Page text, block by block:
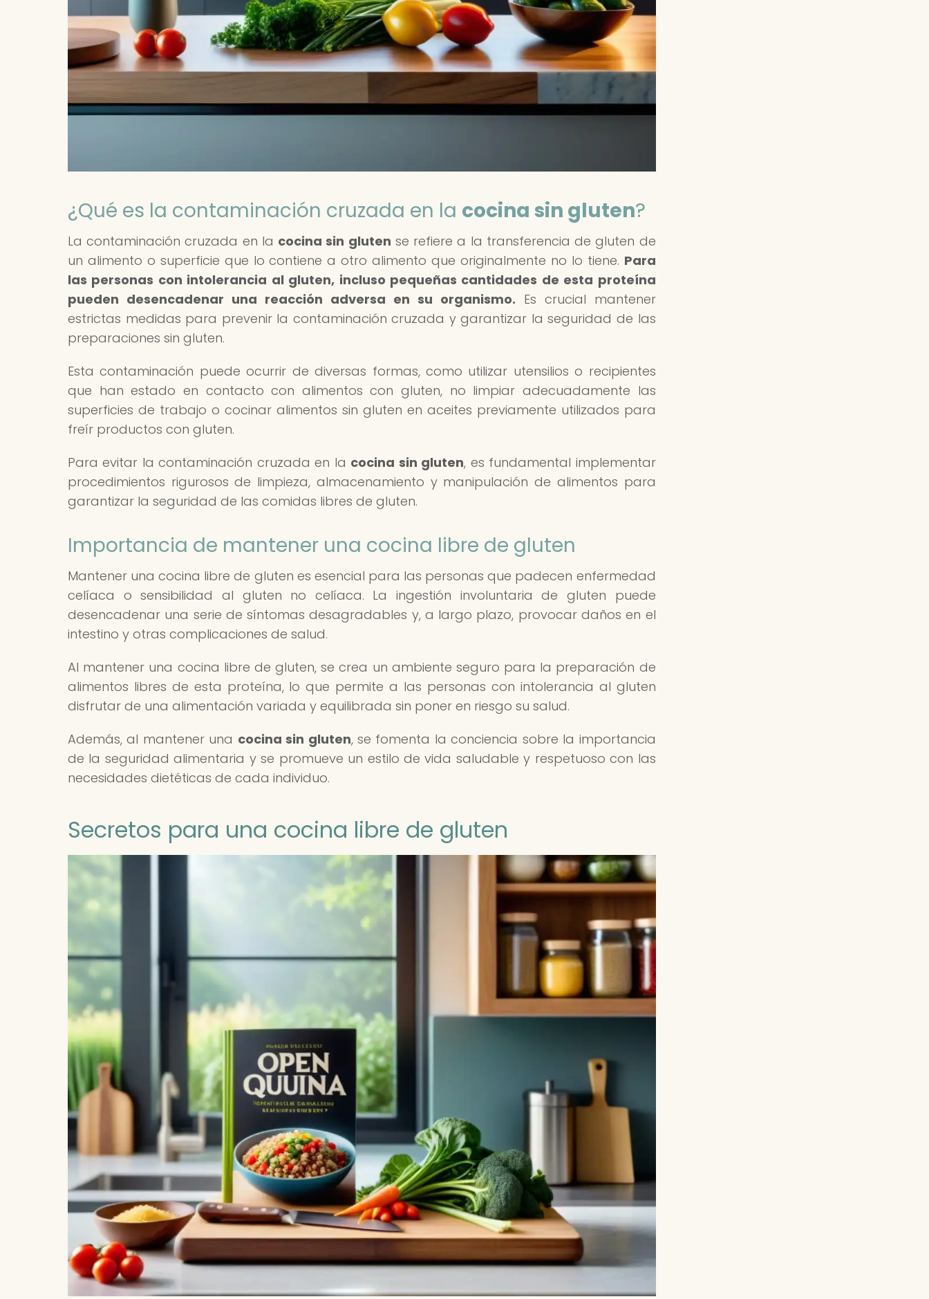
¿Qué es la contaminación cruzada en la cocina sin gluten?
La contaminación cruzada en la cocina sin gluten se refiere a la transferencia de gluten de
un alimento o superficie que lo contiene a otro alimento que originalmente no lo tiene. Para
las personas con intolerancia al gluten, incluso pequeñas cantidades de esta proteína
pueden desencadenar una reacción adversa en su organismo. Es crucial mantener
estrictas medidas para prevenir la contaminación cruzada y garantizar la seguridad de las
preparaciones sin gluten.
Esta contaminación puede ocurrir de diversas formas, como utilizar utensilios o recipientes
que han estado en contacto con alimentos con gluten, no limpiar adecuadamente las
superficies de trabajo o cocinar alimentos sin gluten en aceites previamente utilizados para
freír productos con gluten.
Para evitar la contaminación cruzada en la cocina sin gluten, es fundamental implementar
procedimientos rigurosos de limpieza, almacenamiento y manipulación de alimentos para
garantizar la seguridad de las comidas libres de gluten.
Importancia de mantener una cocina libre de gluten
Mantener una cocina libre de gluten es esencial para las personas que padecen enfermedad
celíaca o sensibilidad al gluten no celíaca. La ingestión involuntaria de gluten puede
desencadenar una serie de síntomas desagradables y, a largo plazo, provocar daños en el
intestino y otras complicaciones de salud.
Al mantener una cocina libre de gluten, se crea un ambiente seguro para la preparación de
alimentos libres de esta proteína, lo que permite a las personas con intolerancia al gluten
disfrutar de una alimentación variada y equilibrada sin poner en riesgo su salud.
Además, al mantener una cocina sin gluten, se fomenta la conciencia sobre la importancia
de la seguridad alimentaria y se promueve un estilo de vida saludable y respetuoso con las
necesidades dietéticas de cada individuo.
Secretos para una cocina libre de gluten